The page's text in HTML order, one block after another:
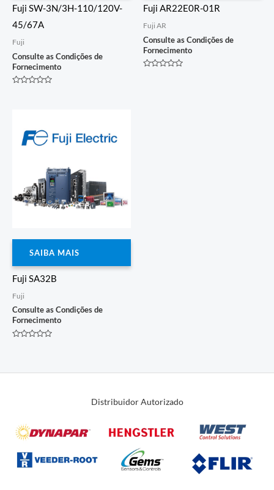
Fuji SW-3N/3H-110/120V-
45/67A
Fuji
Consulte as Condições de
Fornecimento
Fuji AR22E0R-01R
Fuji AR
Consulte as Condições de
Fornecimento
SAIBA MAIS
Fuji SA32B
Fuji
Consulte as Condições de
Fornecimento
Distribuidor Autorizado